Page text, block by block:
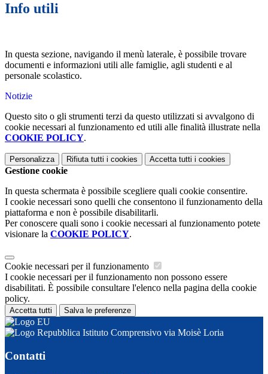
Info utili
In questa sezione, navigando il menù laterale, è possibile trovare
documenti e informazioni utili alle famiglie, agli studenti e al
personale scolastico.
Notizie
Questo sito o gli strumenti terzi da questo utilizzati si avvalgono di
cookie necessari al funzionamento ed utili alle finalità illustrate nella
COOKIE POLICY.
Personalizza Rifiuta tutti i cookies Accetta tutti i cookies
Gestione cookie
In questa schermata è possibile scegliere quali cookie consentire.
I cookie necessari sono quelli che consentono il funzionamento della
piattaforma e non è possibile disabilitarli.
Per conoscere quali sono i cookie necessari al funzionamento potete
visionare la COOKIE POLICY.
Cookie necessari per il funzionamento
I cookie necessari per il funzionamento non possono essere
disabilitati. È possibile consultare l'elenco nella pagina della cookie
policy.
Accetta tutti Salva le preferenze
Istituto Comprensivo via Moisè Loria
Contatti